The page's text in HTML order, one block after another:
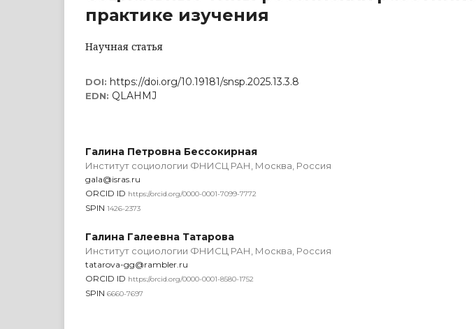
практике изучения
Научная статья
DOI: https://doi.org/10.19181/snsp.2025.13.3.8
EDN: QLAHMJ
Галина Петровна Бессокирная
Институт социологии ФНИСЦ РАН, Москва, Россия
gala@isras.ru
ORCID ID https://orcid.org/0000-0001-7099-7772
SPIN 1426-2373
Галина Галеевна Татарова
Институт социологии ФНИСЦ РАН, Москва, Россия
tatarova-gg@rambler.ru
ORCID ID https://orcid.org/0000-0001-8580-1752
SPIN 6660-7697